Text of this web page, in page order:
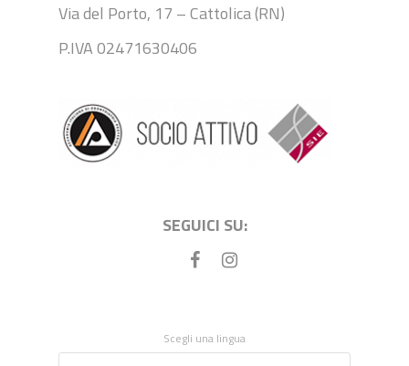
Via del Porto, 17 – Cattolica (RN)
P.IVA 02471630406
SEGUICI SU:
Scegli una lingua